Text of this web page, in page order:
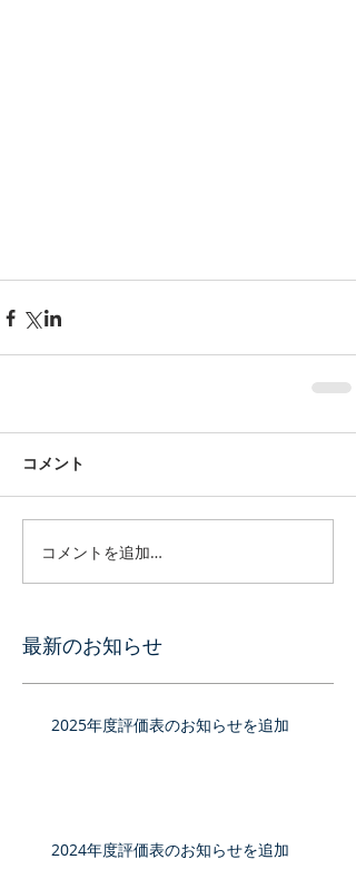
コメント
コメントを追加…
最新のお知らせ
2025年度評価表のお知らせを追加
2024年度評価表のお知らせを追加